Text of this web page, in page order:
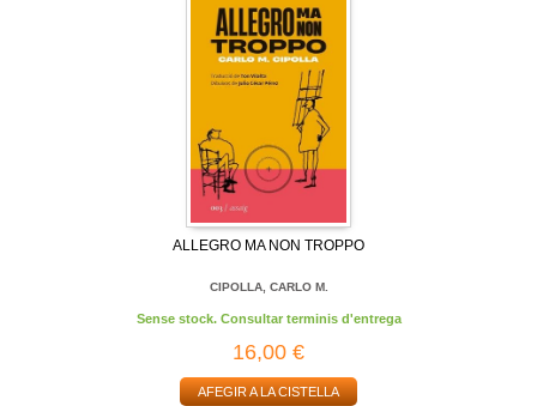
ALLEGRO MA NON TROPPO
CIPOLLA, CARLO M.
Sense stock. Consultar terminis d'entrega
16,00 €
AFEGIR A LA CISTELLA